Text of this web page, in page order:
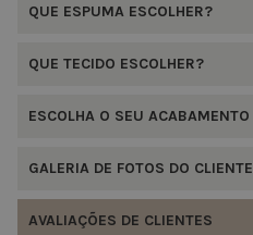
QUE ESPUMA ESCOLHER?
QUE TECIDO ESCOLHER?
ESCOLHA O SEU ACABAMENTO
GALERIA DE FOTOS DO CLIENTE
AVALIAÇÕES DE CLIENTES